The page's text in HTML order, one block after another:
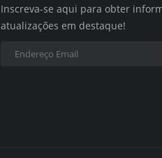
Inscreva-se aqui para obter
atualizações em destaque!